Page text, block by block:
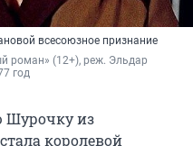
всесоюзное признание
роман» (12+), реж. Эльдар
год
Шурочку из
королевой